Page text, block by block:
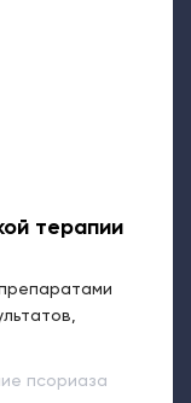
терапии
псориаза